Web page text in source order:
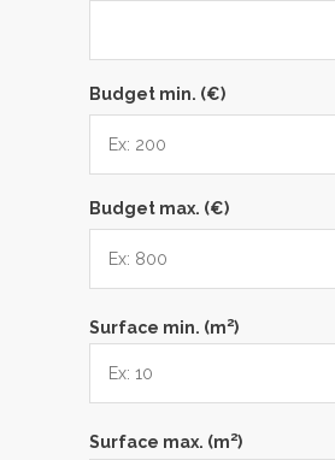
Budget min. (€)
Budget max. (€)
Surface min. (m2)
Surface max. (m2)